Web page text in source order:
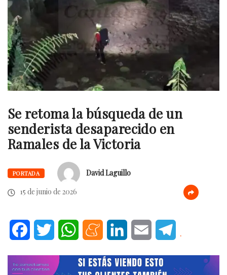
Se retoma la búsqueda de un
senderista desaparecido en
Ramales de la Victoria
PORTADA
David Laguillo
15 de junio de 2026
FacebookTwitter WhatsAppMeneameLinkedInEmail .